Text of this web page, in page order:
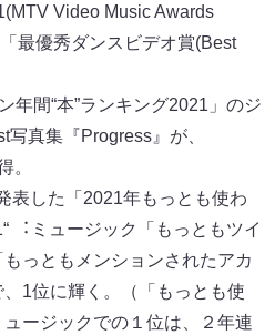
Video Music Awards
最優秀ダンスビデオ賞(Best
年間“本”ランキング2021」のジ
真集『Progress』が、
。
表した「2021年もっとも使わ
︓ミュージック「もっともツイ
っともメンションされたアカ
1位に輝く。（「もっとも使
ージックでの１位は、２年連